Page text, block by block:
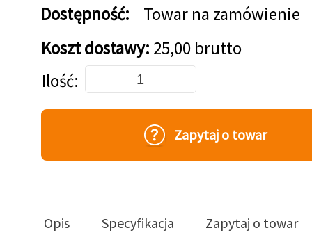
Dostępność:
Towar na zamówienie
Koszt dostawy: 25,00 brutto
Dodaj do koszyka
Ilość
Zapytaj o towar
Opis Specyfikacja Zapytaj o towar